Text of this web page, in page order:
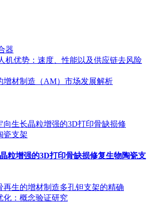
器
机优势：速度、性能以及供应链去风险
增材制造（AM）市场发展解析
粒增强的3D打印骨缺损修复生物陶瓷支